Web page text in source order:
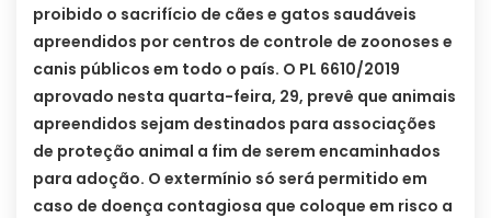
proibido o sacrifício de cães e gatos saudáveis
apreendidos por centros de controle de zoonoses e
canis públicos em todo o país. O PL 6610/2019
aprovado nesta quarta-feira, 29, prevê que animais
apreendidos sejam destinados para associações
de proteção animal a fim de serem encaminhados
para adoção. O extermínio só será permitido em
caso de doença contagiosa que coloque em risco a